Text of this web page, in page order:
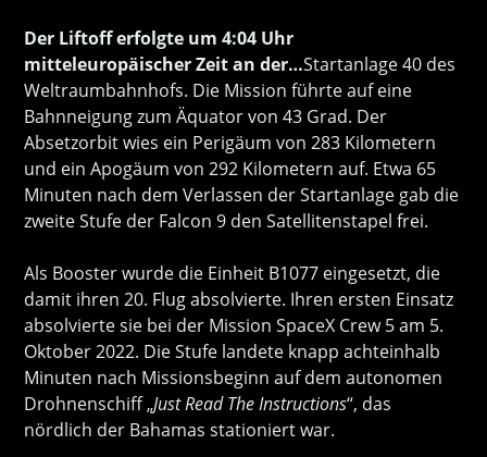
Der Liftoff erfolgte um 4:04 Uhr
mitteleuropäischer Zeit an der…Startanlage 40 des
Weltraumbahnhofs. Die Mission führte auf eine
Bahnneigung zum Äquator von 43 Grad. Der
Absetzorbit wies ein Perigäum von 283 Kilometern
und ein Apogäum von 292 Kilometern auf. Etwa 65
Minuten nach dem Verlassen der Startanlage gab die
zweite Stufe der Falcon 9 den Satellitenstapel frei.
Als Booster wurde die Einheit B1077 eingesetzt, die
damit ihren 20. Flug absolvierte. Ihren ersten Einsatz
absolvierte sie bei der Mission SpaceX Crew 5 am 5.
Oktober 2022. Die Stufe landete knapp achteinhalb
Minuten nach Missionsbeginn auf dem autonomen
Drohnenschiff „Just Read The Instructions“, das
nördlich der Bahamas stationiert war.